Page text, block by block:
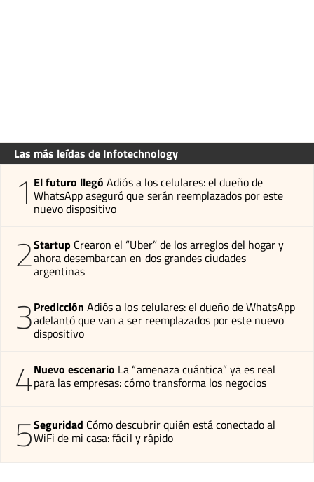
Las más leídas de Infotechnology
1 El futuro llegó Adiós a los celulares: el dueño de
WhatsApp aseguró que serán reemplazados por este
nuevo dispositivo
2Startup Crearon el “Uber” de los arreglos del hogar y
ahora desembarcan en dos grandes ciudades
argentinas
3Predicción Adiós a los celulares: el dueño de WhatsApp
adelantó que van a ser reemplazados por este nuevo
dispositivo
4Nuevo escenario La “amenaza cuántica” ya es real
para las empresas: cómo transforma los negocios
5Seguridad Cómo descubrir quién está conectado al
WiFi de mi casa: fácil y rápido